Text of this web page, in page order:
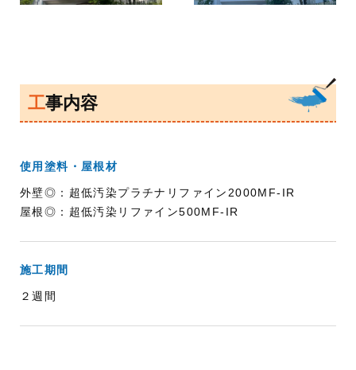
工事内容
使用塗料・屋根材
外壁◎：超低汚染プラチナリファイン2000MF-IR
屋根◎：超低汚染リファイン500MF-IR
施工期間
２週間